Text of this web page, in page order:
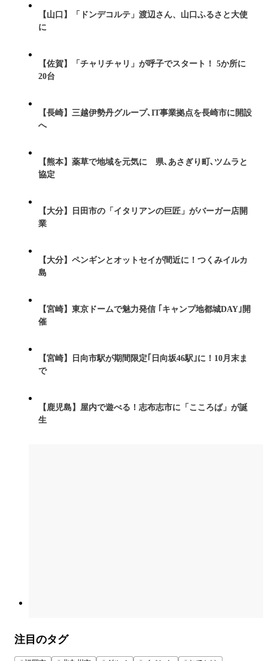
【山口】「ドンデコルテ」渡辺さん、山口ふるさと大使
に
【佐賀】「チャリチャリ」が呼子でスタート！ 5か所に
20台
【長崎】三越伊勢丹グループ､IT事業拠点を長崎市に開設
へ
【熊本】薬草で地域を元気に 県､あさぎり町､ツムラと
協定
【大分】日田市の「イタリアンの巨匠」がバーガー店開
業
【大分】ペンギンとオットセイが間近に！つくみイルカ
島
【宮崎】東京ドームで魅力発信 ｢キャンプ地都城DAY｣開
催
【宮崎】日向市駅が期間限定｢日向坂46駅｣に！10月末ま
で
【鹿児島】屋内で遊べる！志布志市に「こころば」が誕
生
注目のタグ